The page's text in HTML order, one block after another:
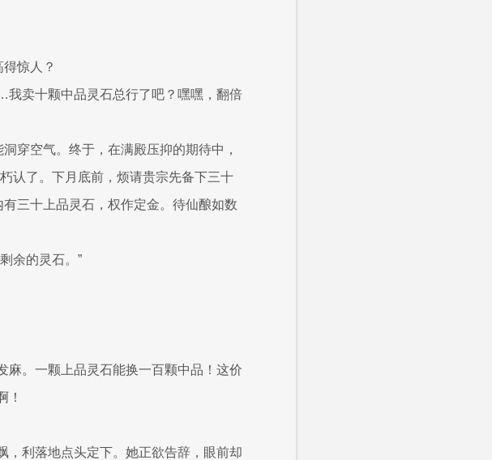
惊人？
卖十颗中品灵石总行了吧？嘿嘿，翻倍
穿空气。终于，在满殿压抑的期待中，
了。下月底前，烦请贵宗先备下三十
三十上品灵石，权作定金。待仙酿如数
余的灵石。”
麻。一颗上品灵石能换一百颗中品！这价
！
，利落地点头定下。她正欲告辞，眼前却